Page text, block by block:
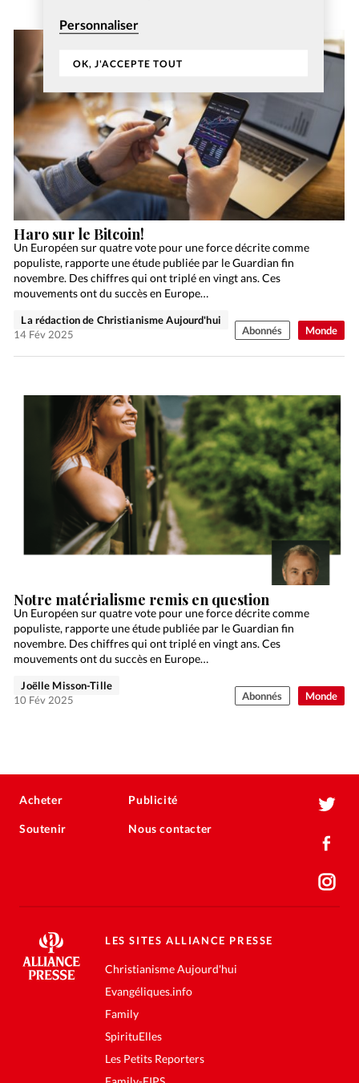
Personnaliser
OK, J'ACCEPTE TOUT
Monde
Haro sur le Bitcoin!
Un Européen sur quatre vote pour une force décrite comme
populiste, rapporte une étude publiée par le Guardian fin
novembre. Des chiffres qui ont triplé en vingt ans. Ces
mouvements ont du succès en Europe…
La rédaction de Christianisme Aujourd'hui
14 Fév 2025
Abonnés
Monde
Notre matérialisme remis en question
Un Européen sur quatre vote pour une force décrite comme
populiste, rapporte une étude publiée par le Guardian fin
novembre. Des chiffres qui ont triplé en vingt ans. Ces
mouvements ont du succès en Europe…
Joëlle Misson-Tille
10 Fév 2025
Abonnés
Acheter
Soutenir
Publicité
Nous contacter
LES SITES ALLIANCE PRESSE
Christianisme Aujourd'hui
Evangéliques.info
Family
SpirituElles
Les Petits Reporters